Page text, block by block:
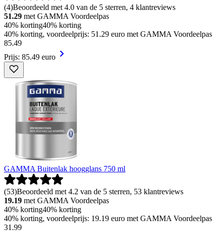
(4)Beoordeeld met 4.0 van de 5 sterren, 4 klantreviews
51.29 met GAMMA Voordeelpas
40% korting40% korting
40% korting, voordeelprijs: 51.29 euro met GAMMA Voordeelpas
85.49
Prijs: 85.49 euro
GAMMA Buitenlak hoogglans 750 ml
(53)Beoordeeld met 4.2 van de 5 sterren, 53 klantreviews
19.19 met GAMMA Voordeelpas
40% korting40% korting
40% korting, voordeelprijs: 19.19 euro met GAMMA Voordeelpas
31.99